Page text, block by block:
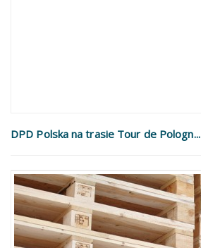
DPD Polska na trasie Tour de Pologn...